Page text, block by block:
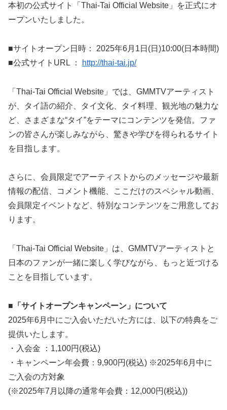
本初の公式サイト「Thai-Tai Official Website」を正式にオ
ープンいたしました。
■サイトオープン日時： 2025年6月1日(日)10:00(日本時間)
■公式サイトURL ：
http://thai-tai.jp/
「Thai-Tai Official Website」では、GMMTVアーティスト
が、タイ語の紹介、タイ文化、タイ料理、観光地の魅力な
ど、さまざまな“タイ”をテーマにコンテンツを発信。ファ
ンの皆さんが楽しみながら、驚きや学びを得られるサイト
を目指します。
さらに、会員限定でアーティストからのメッセージや最新
情報の配信、コメント機能、ここだけのスペシャル動画、
会員限定イベントなど、特別なコンテンツをご用意してお
ります。
「Thai-Tai Official Website」は、GMMTVアーティストと
日本のファンが一緒に楽しく学びながら、もっと近づける
ことを目指しています。
■「サイトオープンキャンペーン」について
2025年6月中にご入会いただいた方には、以下の特典をご
提供いたします。
・入会金 ：1,100円(税込)
・キャンペーン年会費：9,900円(税込) ※2025年6月中に
ご入会の方対象
(※2025年7月以降の通常年会費：12,000円(税込))